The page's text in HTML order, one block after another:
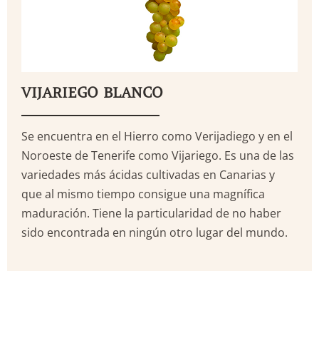
VIJARIEGO BLANCO
Se encuentra en el Hierro como Verijadiego y en el
Noroeste de Tenerife como Vijariego. Es una de las
variedades más ácidas cultivadas en Canarias y
que al mismo tiempo consigue una magnífica
maduración. Tiene la particularidad de no haber
sido encontrada en ningún otro lugar del mundo.